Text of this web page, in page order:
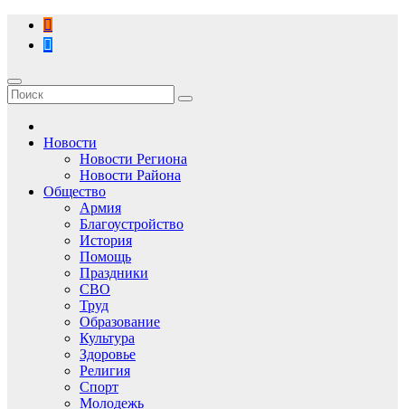
Перейти
содержимому
Новости
Новости Региона
Новости Района
Общество
Армия
Благоустройство
История
Помощь
Праздники
СВО
Труд
Образование
Культура
Здоровье
Религия
Спорт
Молодежь